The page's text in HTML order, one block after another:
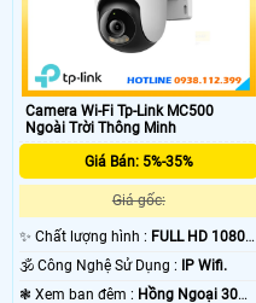
Camera Wi-Fi Tp-Link MC500
Ngoài Trời Thông Minh
Giá Bán: 5%-35%
Giá gốc:
✨ Chất lượng hình : FULL HD 1080P
🕉️ Công Nghệ Sử Dụng :
IP Wifi.
❃ Xem ban đêm : Hồng Ngoại 30m